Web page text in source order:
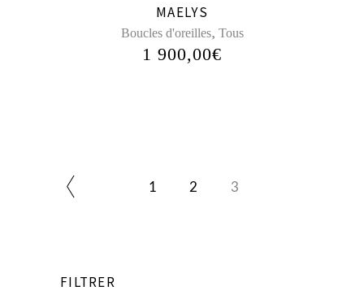
MAELYS
Boucles d'oreilles, Tous
1 900,00€
1 2 3
FILTRER